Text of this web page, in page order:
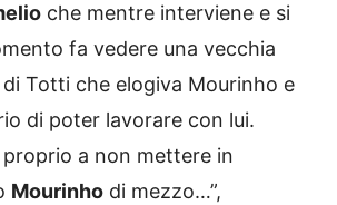
che mentre interviene e si
fa vedere una vecchia
Totti che elogiva Mourinho e
di poter lavorare con lui.
proprio a non mettere in
Mourinho di mezzo…”,